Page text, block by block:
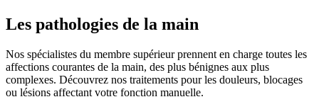
Les pathologies de la main
Nos spécialistes du membre supérieur prennent en charge toutes les
affections courantes de la main, des plus bénignes aux plus
complexes. Découvrez nos traitements pour les douleurs, blocages
ou lésions affectant votre fonction manuelle.